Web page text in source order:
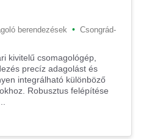
berendezések • Csongrád-
kivitelű csomagológép,
precíz adagolást és
integrálható különböző
Robusztus felépítése